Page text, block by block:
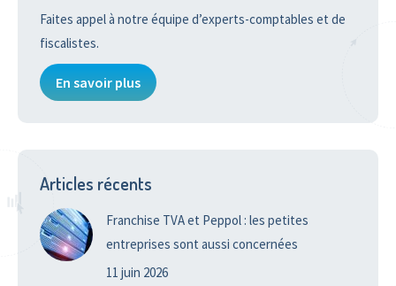
Faites appel à notre équipe d’experts-comptables et de
fiscalistes.
En savoir plus
Articles récents
Franchise TVA et Peppol : les petites
entreprises sont aussi concernées
11 juin 2026